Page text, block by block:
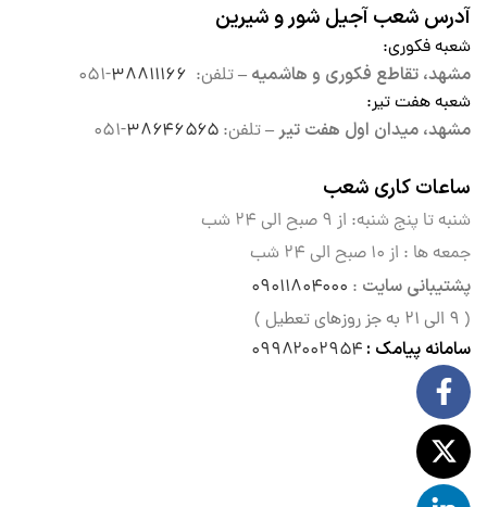
آدرس شعب آجیل شور و شیرین
شعبه فکوری:
مشهد، تقاطع فکوری و هاشمیه –تلفن: ۳۸۸۱۱۱۶۶-۰۵۱
شعبه هفت تیر:
مشهد، میدان اول هفت تیر –تلفن: ۳۸۶۴۶۵۶۵-۰۵۱
ساعات کاری شعب
شنبه تا پنج شنبه: از ۹ صبح الی
۲۴ شب
جمعه ها : از ۱۰ صبح الی ۲۴ شب
پشتیبانی سایت : ۰۹۰۱۱۸۰۴۰۰۰
( ۹ الی ۲۱ به جز روزهای تعطیل )
سامانه پیامک : ۰۹۹۸۲۰۰۲۹۵۴